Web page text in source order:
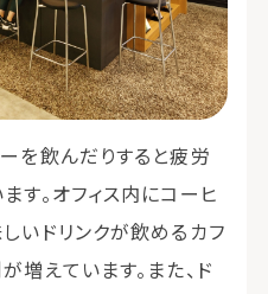
を飲んだりすると疲労
す。オフィス内にコーヒ
いドリンクが飲めるカフ
増えています。また、ド